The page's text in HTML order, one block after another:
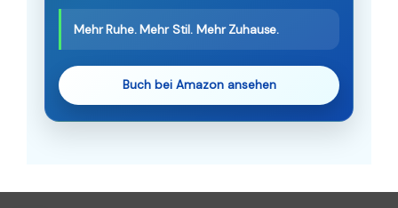
Mehr Ruhe. Mehr Stil. Mehr Zuhause.
Buch bei Amazon ansehen